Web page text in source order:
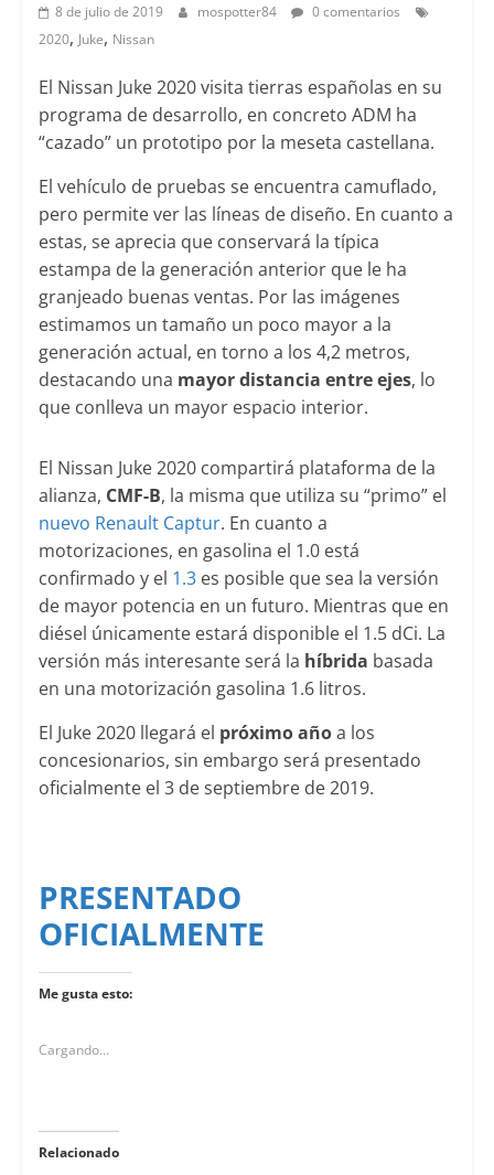
8 de julio de 2019 mospotter84
0 comentarios
2020, Juke, Nissan
El Nissan Juke 2020 visita tierras españolas en su
programa de desarrollo, en concreto ADM ha
“cazado” un prototipo por la meseta castellana.
El vehículo de pruebas se encuentra camuflado,
pero permite ver las líneas de diseño. En cuanto a
estas, se aprecia que conservará la típica
estampa de la generación anterior que le ha
granjeado buenas ventas. Por las imágenes
estimamos un tamaño un poco mayor a la
generación actual, en torno a los 4,2 metros,
destacando una mayor distancia entre ejes, lo
que conlleva un mayor espacio interior.
El Nissan Juke 2020 compartirá plataforma de la
alianza, CMF-B, la misma que utiliza su “primo” el
nuevo Renault Captur. En cuanto a
motorizaciones, en gasolina el 1.0 está
confirmado y el 1.3es posible que sea la versión
de mayor potencia en un futuro. Mientras que en
diésel únicamente estará disponible el 1.5 dCi. La
versión más interesante será la híbrida basada
en una motorización gasolina 1.6 litros.
El Juke 2020 llegará el próximo añoa los
concesionarios, sin embargo será presentado
oficialmente el 3 de septiembre de 2019.
PRESENTADO
OFICIALMENTE
Me gusta esto:
Cargando...
Relacionado